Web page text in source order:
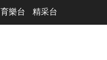
育樂台 精采台